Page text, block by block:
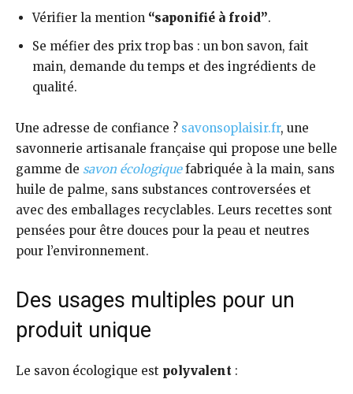
Vérifier la mention “saponifié à froid”.
Se méfier des prix trop bas : un bon savon, fait
main, demande du temps et des ingrédients de
qualité.
Une adresse de confiance ? savonsoplaisir.fr, une
savonnerie artisanale française qui propose une belle
gamme de savon écologiquefabriquée à la main, sans
huile de palme, sans substances controversées et
avec des emballages recyclables. Leurs recettes sont
pensées pour être douces pour la peau et neutres
pour l’environnement.
Des usages multiples pour un
produit unique
Le savon écologique est polyvalent :